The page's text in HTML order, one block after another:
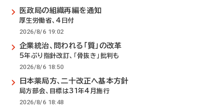
医政局の組織再編を通知
厚生労働省、4日付
2026/8/6 19:02
企業統治、問われる「質」の改革
5年ぶり指針改訂、「骨抜き」批判も
2026/8/6 18:50
日本薬局方、二十改正へ基本方針
局方部会、目標は31年4月施行
2026/8/6 18:48